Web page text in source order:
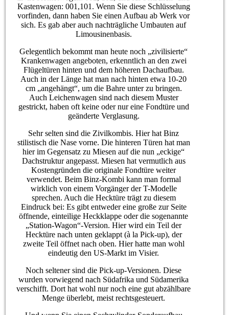
Kastenwagen: 001,101. Wenn Sie diese Schlüsselung
vorfinden, dann haben Sie einen Aufbau ab Werk vor
sich. Es gab aber auch nachträgliche Umbauten auf
Limousinenbasis.
Gelegentlich bekommt man heute noch „zivilisierte“
Krankenwagen angeboten, erkenntlich an den zwei
Flügeltüren hinten und dem höheren Dachaufbau.
Auch in der Länge hat man nach hinten etwa 10-20
cm „angehängt“, um die Bahre unter zu bringen.
Auch Leichenwagen sind nach diesem Muster
gestrickt, haben oft keine oder nur eine Fondtüre und
geänderte Verglasung.
Sehr selten sind die Zivilkombis. Hier hat Binz
stilistisch die Nase vorne. Die hinteren Türen hat man
hier im Gegensatz zu Miesen auf die nun „eckige“
Dachstruktur angepasst. Miesen hat vermutlich aus
Kostengründen die originale Fondtüre weiter
verwendet. Beim Binz-Kombi kann man formal
wirklich von einem Vorgänger der T-Modelle
sprechen. Auch die Hecktüre trägt zu diesem
Eindruck bei: Es gibt entweder eine große zur Seite
öffnende, einteilige Heckklappe oder die sogenannte
„Station-Wagon“-Version. Hier wird ein Teil der
Hecktüre nach unten geklappt (à la Pick-up), der
zweite Teil öffnet nach oben. Hier hatte man wohl
eindeutig den US-Markt im Visier.
Noch seltener sind die Pick-up-Versionen. Diese
wurden vorwiegend nach Südafrika und Südamerika
verschifft. Dort hat wohl nur noch eine gut abzählbare
Menge überlebt, meist rechtsgesteuert.